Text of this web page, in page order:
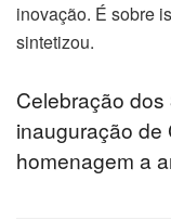
inovação. É sobre
sintetizou.
Celebração
inauguração de
homenagem a